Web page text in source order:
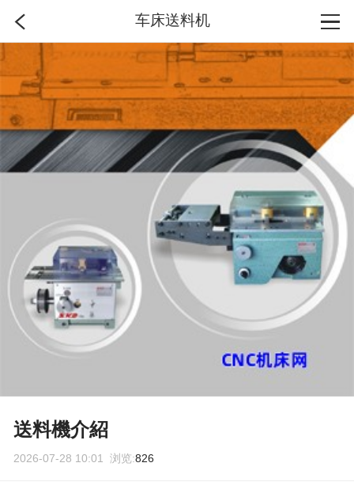
车床送料机
分类
搜索
登录
送料機介紹
2026-07-28 10:01 浏览:826